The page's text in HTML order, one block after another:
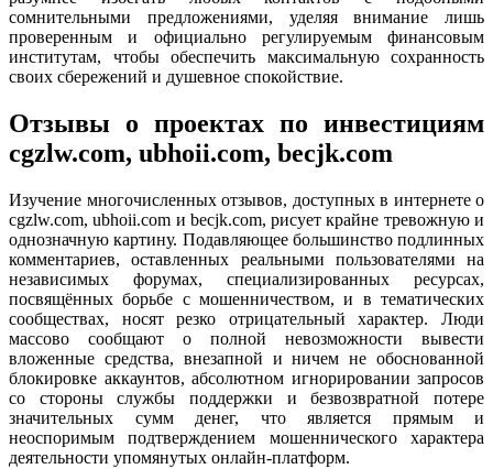
сомнительными предложениями, уделяя внимание лишь
проверенным и официально регулируемым финансовым
институтам, чтобы обеспечить максимальную сохранность
своих сбережений и душевное спокойствие.
Отзывы о проектах по инвестициям
cgzlw.com, ubhoii.com, becjk.com
Изучение многочисленных отзывов, доступных в интернете о
cgzlw.com, ubhoii.com и becjk.com, рисует крайне тревожную и
однозначную картину. Подавляющее большинство подлинных
комментариев, оставленных реальными пользователями на
независимых форумах, специализированных ресурсах,
посвящённых борьбе с мошенничеством, и в тематических
сообществах, носят резко отрицательный характер. Люди
массово сообщают о полной невозможности вывести
вложенные средства, внезапной и ничем не обоснованной
блокировке аккаунтов, абсолютном игнорировании запросов
со стороны службы поддержки и безвозвратной потере
значительных сумм денег, что является прямым и
неоспоримым подтверждением мошеннического характера
деятельности упомянутых онлайн-платформ.